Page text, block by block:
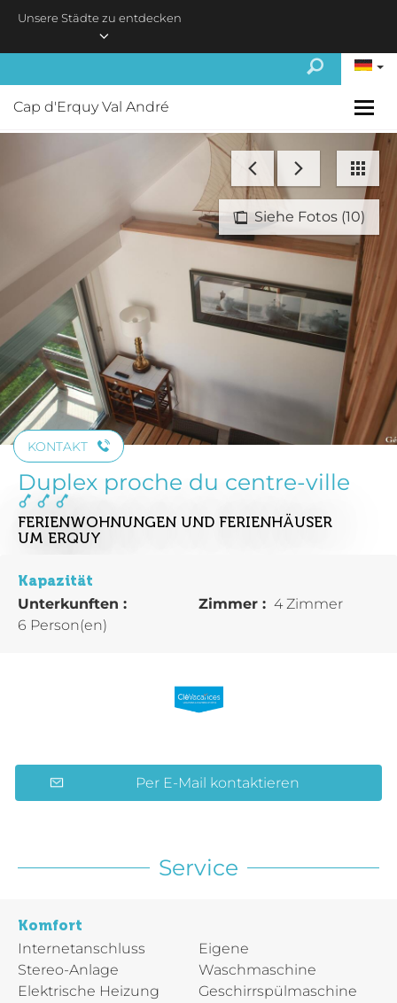
Unsere Städte zu entdecken
Cap d'Erquy Val André
Siehe Fotos (10)
KONTAKT
Duplex proche du centre-ville
FERIENWOHNUNGEN UND FERIENHÄUSER
UM ERQUY
Kapazität
Unterkunften :
6 Person(en)
Zimmer : 4 Zimmer
Per E-Mail kontaktieren
Service
Komfort
Internetanschluss
Stereo-Anlage
Elektrische Heizung
Eigene
Waschmaschine
Geschirrspülmaschine